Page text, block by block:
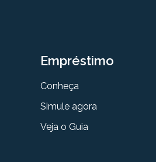
Empréstimo
Conheça
Simule agora
Veja o Guia